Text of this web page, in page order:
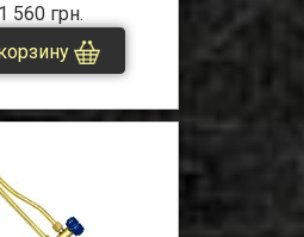
1 560 грн.